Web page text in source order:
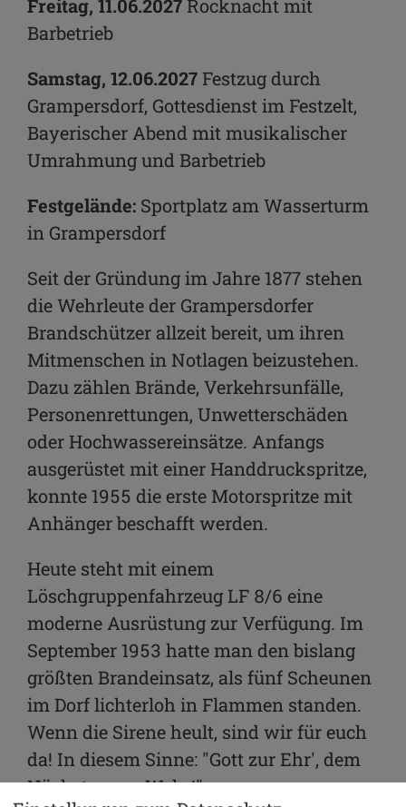
Freitag, 11.06.2027 Rocknacht mit
Barbetrieb
Samstag, 12.06.2027 Festzug durch
Grampersdorf, Gottesdienst im Festzelt,
Bayerischer Abend mit musikalischer
Umrahmung und Barbetrieb
Festgelände: Sportplatz am Wasserturm
in Grampersdorf
Seit der Gründung im Jahre 1877 stehen
die Wehrleute der Grampersdorfer
Brandschützer allzeit bereit, um ihren
Mitmenschen in Notlagen beizustehen.
Dazu zählen Brände, Verkehrsunfälle,
Personenrettungen, Unwetterschäden
oder Hochwassereinsätze. Anfangs
ausgerüstet mit einer Handdruckspritze,
konnte 1955 die erste Motorspritze mit
Anhänger beschafft werden.
Heute steht mit einem
Löschgruppenfahrzeug LF 8/6 eine
moderne Ausrüstung zur Verfügung. Im
September 1953 hatte man den bislang
größten Brandeinsatz, als fünf Scheunen
im Dorf lichterloh in Flammen standen.
Wenn die Sirene heult, sind wir für euch
da! In diesem Sinne: "Gott zur Ehr', dem
Nächsten zur Wehr!"